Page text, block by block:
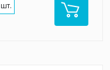
шт.